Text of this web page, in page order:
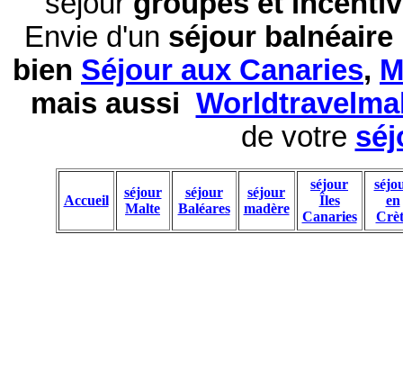
Envie d'un séjour balnéaire
bien Séjour aux Canaries,
mais aussi
de votre
Accueil
séjour
Malte
séjour
Baléares
séjour
madère
séjour
Îles
Canaries
en